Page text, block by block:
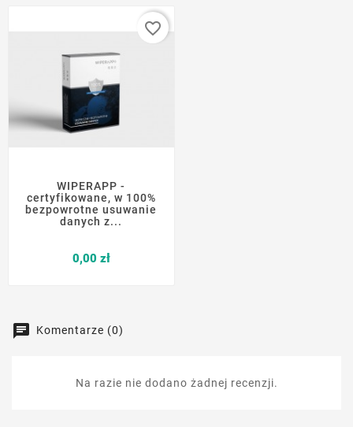
WIPERAPP -
certyfikowane, w 100%
bezpowrotne usuwanie
danych z...
0,00 złCena
favorite_border
Komentarze (0)
Na razie nie dodano żadnej recenzji.